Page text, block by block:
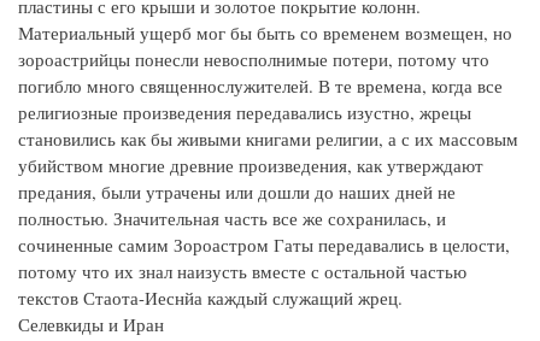
пластины с его крыши и золотое покрытие колонн.
Материальный ущерб мог бы быть со временем возмещен, но
зороастрийцы понесли невосполнимые потери, потому что
погибло много священнослужителей. В те времена, когда все
религиозные произведения передавались изустно, жрецы
становились как бы живыми книгами религии, а с их массовым
убийством многие древние произведения, как утверждают
предания, были утрачены или дошли до наших дней не
полностью. Значительная часть все же сохранилась, и
сочиненные самим Зороастром Гаты передавались в целости,
потому что их знал наизусть вместе с остальной частью
текстов Стаота-Иеснйа каждый служащий жрец.
Селевкиды и Иран